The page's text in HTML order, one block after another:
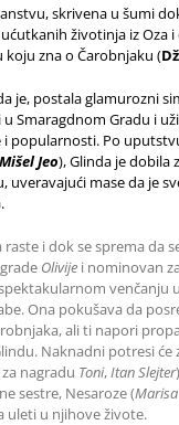
skrivena u šumi
životinja iz Oza
zna o Čarobnjaku (
je, postala glamurozni
u Smaragdnom Gradu i
i popularnosti. Po
Mišel Jeo), Glinda je dobila
uveravajući mase da je
raste i dok se sprema da
Olivije i nominovan
venčanju
Ona pokušava da
ali ti napori
Naknadni potresi
nagradu Toni,Itan Slejter
sestre, Nesaroze (
uleti u njihove živote.